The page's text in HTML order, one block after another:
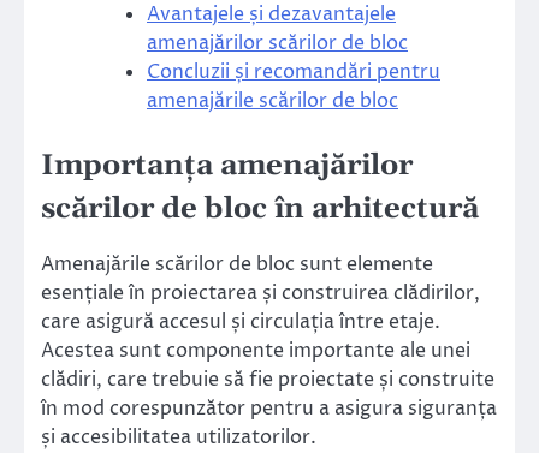
Avantajele și dezavantajele
amenajărilor scărilor de bloc
Concluzii și recomandări pentru
amenajările scărilor de bloc
Importanța amenajărilor
scărilor de bloc în arhitectură
Amenajările scărilor de bloc sunt elemente
esențiale în proiectarea și construirea clădirilor,
care asigură accesul și circulația între etaje.
Acestea sunt componente importante ale unei
clădiri, care trebuie să fie proiectate și construite
în mod corespunzător pentru a asigura siguranța
și accesibilitatea utilizatorilor.